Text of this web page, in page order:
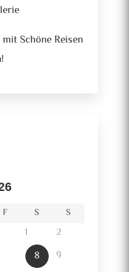
Schöne Reisen
F S S
1
2
8
9